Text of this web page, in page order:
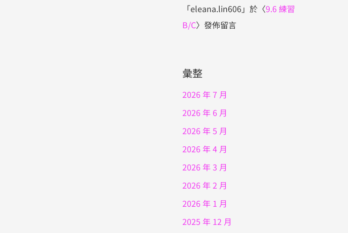
「eleana.lin606」於〈9.6 練習
B/C〉發佈留言
彙整
2026 年 7 月
2026 年 6 月
2026 年 5 月
2026 年 4 月
2026 年 3 月
2026 年 2 月
2026 年 1 月
2025 年 12 月